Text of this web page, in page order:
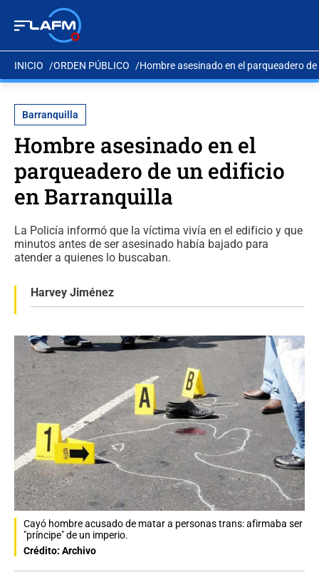
INICIO ORDEN PÚBLICO Hombre asesinado en el parqueadero
Barranquilla
Hombre asesinado en el
parqueadero de un edificio
en Barranquilla
La Policía informó que la víctima vivía en el edificio y que
minutos antes de ser asesinado había bajado para
atender a quienes lo buscaban.
Harvey Jiménez
Cayó hombre acusado de matar a personas trans: afirmaba ser
"príncipe" de un imperio.
Crédito: Archivo